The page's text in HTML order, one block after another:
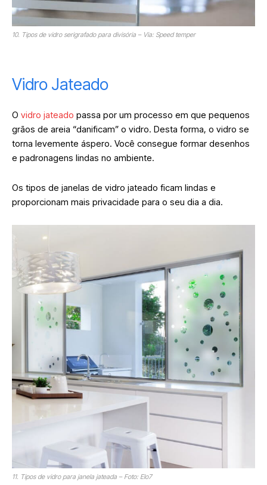
10. Tipos de vidro serigrafado para divisória – Via: Speed temper
Vidro Jateado
O vidro jateado passa por um processo em que pequenos
grãos de areia “danificam” o vidro. Desta forma, o vidro se
torna levemente áspero. Você consegue formar desenhos
e padronagens lindas no ambiente.
Os tipos de janelas de vidro jateado ficam lindas e
proporcionam mais privacidade para o seu dia a dia.
11. Tipos de vidro para janela jateada – Foto: Elo7